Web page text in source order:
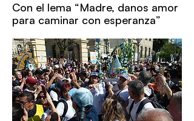
Con el lema “Madre, danos amor
para caminar con esperanza”